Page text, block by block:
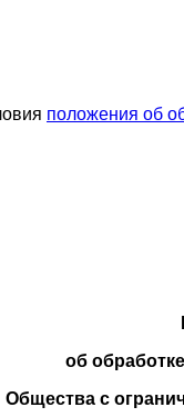
положения об
об
Общества с